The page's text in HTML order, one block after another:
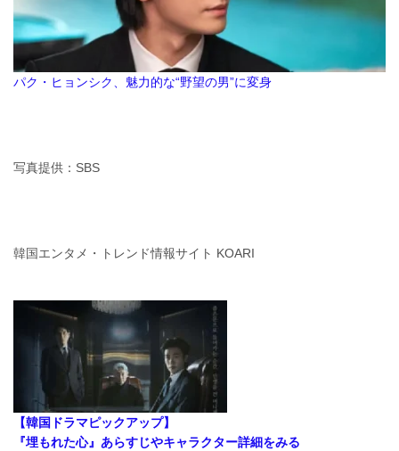
パク・ヒョンシク、魅力的な“野望の男”に変身
写真提供：SBS
韓国エンタメ・トレンド情報サイト KOARI
【韓国ドラマピックアップ】
『埋もれた心』あらすじやキャラクター詳細をみる